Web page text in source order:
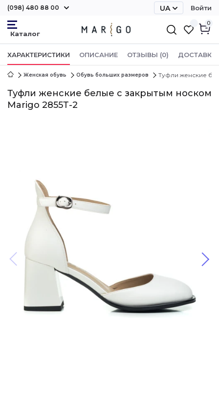
(098) 480 88 00 UA Войти
0
ХАРАКТЕРИСТИКИ ОПИСАНИЕ ОТЗЫВЫ (0) ДОСТАВКА
Женская обувь Обувь больших размеров Туфли женские
Туфли женские белые с закрытым носком
Marigo 2855Т-2